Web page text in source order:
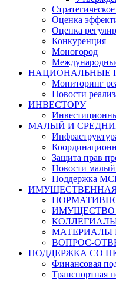
Оценка
Оценка
Конкуренция
Моногород
НАЦИОНАЛЬНЫЕ
Мониторинг
Новости
ИНВЕСТОРУ
МАЛЫЙ И
Защита прав
Новости малый
Поддержка
ИМУЩЕСТВО
МАТЕРИАЛЫ
ВОПРОС-
ПОДДЕРЖКА СО
Финансовая
Транспортная